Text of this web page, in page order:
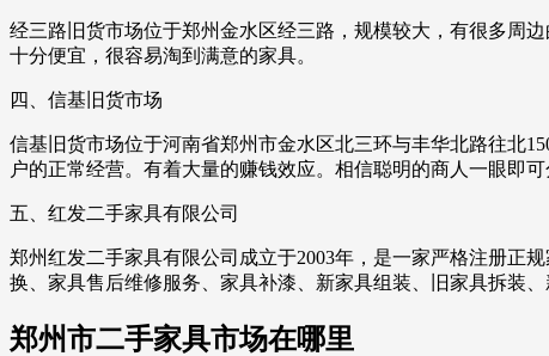
经三路旧货市场位于郑州金水区经三路，规模较大，有很多周
十分便宜，很容易淘到满意的家具。
四、信基旧货市场
信基旧货市场位于河南省郑州市金水区北三环与丰华北路往北
户的正常经营。有着大量的赚钱效应。相信聪明的商人一眼即
五、红发二手家具有限公司
郑州红发二手家具有限公司成立于2003年，是一家严格注册正
换、家具售后维修服务、家具补漆、新家具组装、旧家具拆装
郑州市二手家具市场在哪里